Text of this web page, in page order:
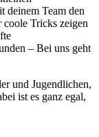
deinem Team den
coole Tricks zeigen
– Bei uns geht
und Jugendlichen,
ist es ganz egal,